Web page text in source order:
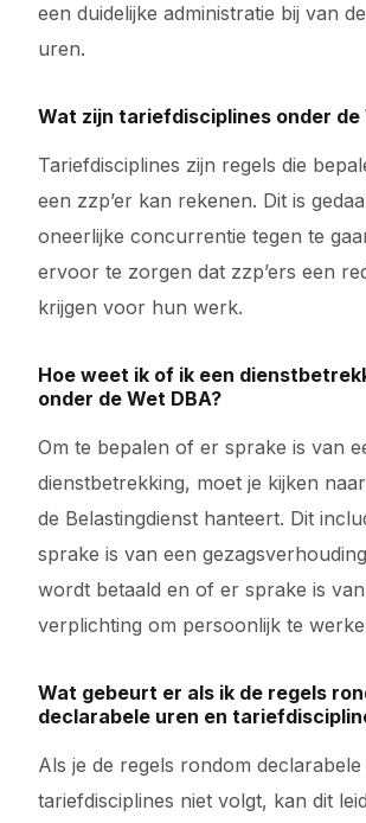
een duidelijke administratie bij van
uren.
Wat zijn tariefdisciplines onder de
Tariefdisciplines zijn regels die
een zzp’er kan rekenen. Dit is
oneerlijke concurrentie tegen te
ervoor te zorgen dat zzp’ers een
krijgen voor hun werk.
Hoe weet ik of ik een
onder de Wet DBA?
Om te bepalen of er sprake is van
dienstbetrekking, moet je kijken
de Belastingdienst hanteert. Dit
sprake is van een
wordt betaald en of er sprake is
verplichting om persoonlijk te
Wat gebeurt er als ik de regels
declarabele uren en
Als je de regels rondom
tariefdisciplines niet volgt, kan dit